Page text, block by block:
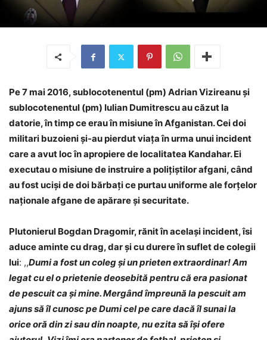
Pe 7 mai 2016, sublocotenentul (pm) Adrian Vizireanu și
sublocotenentul (pm) Iulian Dumitrescu au căzut la
datorie, în timp ce erau în misiune în Afganistan. Cei doi
militari buzoieni şi-au pierdut viaţa în urma unui incident
care a avut loc în apropiere de localitatea Kandahar. Ei
executau o misiune de instruire a poliţiştilor afgani, când
au fost uciși de doi bărbați ce purtau uniforme ale forțelor
naționale afgane de apărare și securitate.
Plutonierul Bogdan Dragomir, rănit în acelaşi incident, îsi
aduce aminte cu drag, dar și cu durere în suflet de colegii
lui: ,,Dumi a fost un coleg și un prieten extraordinar! Am
legat cu el o prietenie deosebită pentru că era pasionat
de pescuit ca și mine. Mergând împreună la pescuit am
ajuns să îl cunosc pe Dumi cel pe care dacă îl sunai la
orice oră din zi sau din noapte, nu ezita să își ofere